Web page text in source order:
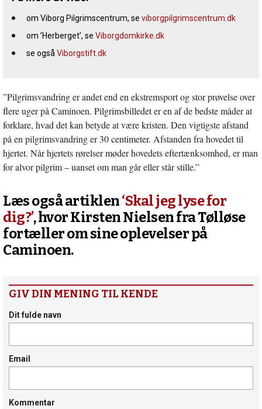
om Viborg Pilgrimscentrum, se viborgpilgrimscentrum.dk
om ’Herberget’, se Viborgdomkirke.dk
se ogsåViborgstift.dk
”Pilgrimsvandring er andet end en ekstremsport og stor prøvelse over
flere uger på Caminoen. Pilgrimsbilledet er en af de bedste måder at
forklare, hvad det kan betyde at være kristen. Den vigtigste afstand
på en pilgrimsvandring er 30 centimeter. Afstanden fra hovedet til
hjertet. Når hjertets rørelser møder hovedets eftertænksomhed, er man
for alvor pilgrim – uanset om man går eller står stille.”
Læs også artiklen‘Skal jeg lyse for
dig?’, hvor Kirsten Nielsen fra Tølløse
fortæller om sine oplevelser på
Caminoen.
GIV DIN MENING TIL KENDE
Dit fulde navn
Email
Kommentar